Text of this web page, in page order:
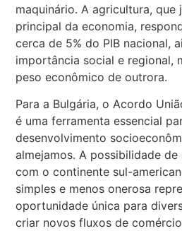
maquinário. A agricultura,
principal da economia,
cerca de 5% do PIB nacional,
importância social e regional,
peso econômico de outrora.
Para a Bulgária, o Acordo
é uma ferramenta essencial
desenvolvimento
almejamos. A possibilidade
com o continente sul-
simples e menos onerosa
oportunidade única para
criar novos fluxos de